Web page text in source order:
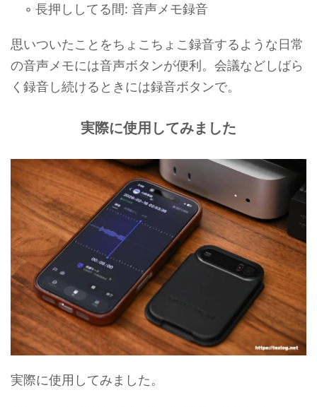
◦ 長押ししてる間: 音声メモ録音
思いついたことをちょこちょこ録音するような日常
の音声メモには音声ボタンが便利。会議などしばら
く録音し続けるときには録音ボタンで。
実際に使用してみました
実際に使用してみました。